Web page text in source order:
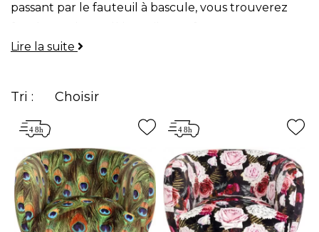
passant par le fauteuil à bascule, vous trouverez
Lire la suite
Tri : Choisir